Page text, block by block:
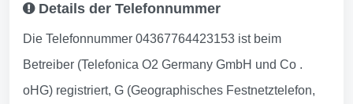
Details der Telefonnummer
Die Telefonnummer 04367764423153 ist beim
Betreiber (Telefonica O2 Germany GmbH und Co .
oHG) registriert, G (Geographisches Festnetztelefon,